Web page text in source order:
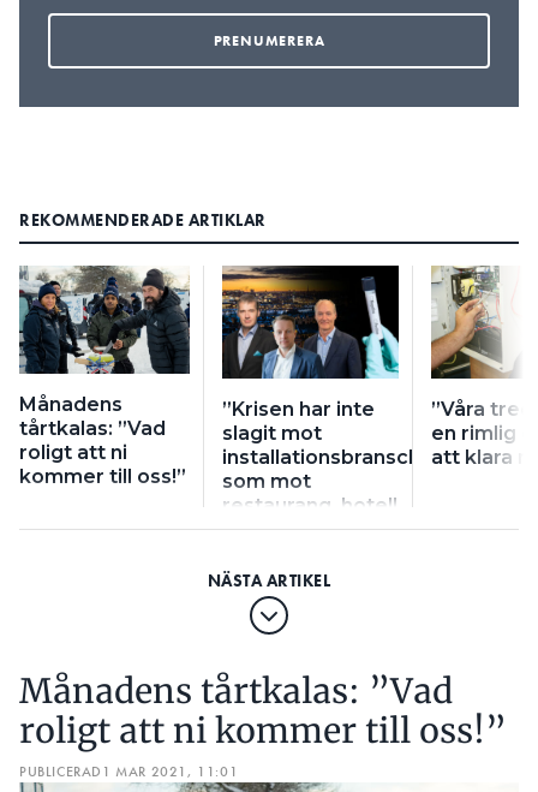
REKOMMENDERADE ARTIKLAR
Månadens
tårtkalas: ”Vad
roligt att ni
kommer till oss!”
”Krisen har inte
slagit mot
installationsbranschen
som mot
restaurang, hotell
och flyg”
”Våra
en rimlig
att klara
Månadens tårtkalas: ”Vad
roligt att ni kommer till oss!”
PUBLICERAD 1 MAR 2021, 11:01